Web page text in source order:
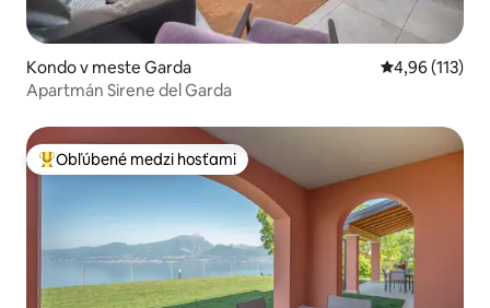
Kondo v meste Garda Priemerné
4,96 (113)
Apartmán Sirene del Garda
Najobľúbenejšie medzi hosťami
Obľúbené medzi hosťami